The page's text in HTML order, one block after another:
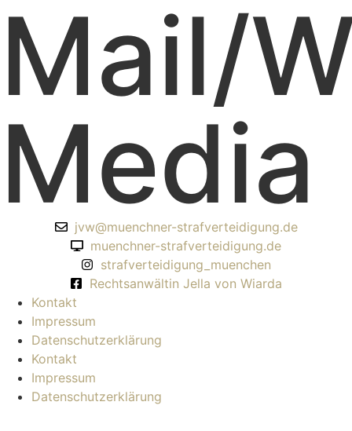
Mail/
Media
jvw@muenchner-strafverteidigung.de
muenchner-strafverteidigung.de
strafverteidigung_muenchen
Rechtsanwältin Jella von Wiarda
Kontakt
Impressum
Datenschutzerklärung
Kontakt
Impressum
Datenschutzerklärung